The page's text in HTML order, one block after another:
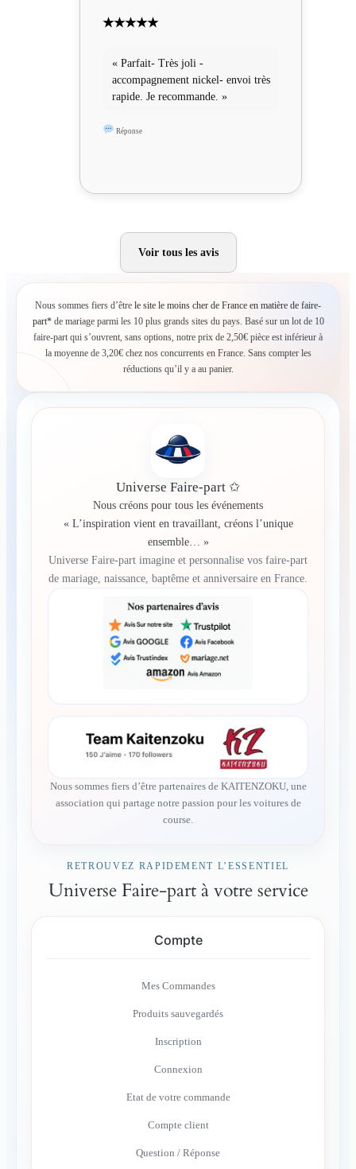
★★★★★
« Parfait- Très joli -
accompagnement nickel- envoi très
rapide. Je recommande. »
Réponse
Voir tous les avis
Nous sommes fiers d’être le site le moins cher de France en matière de faire-
part*de mariage parmi les 10 plus grands sites du pays. Basé sur un lot de 10
faire-part qui s’ouvrent, sans options, notre prix de 2,50€ pièce est inférieur à
la moyenne de 3,20€ chez nos concurrents en France. Sans compter les
réductions qu’il y a au panier.
Universe Faire-part ✩
Nous créons pour tous les événements
« L’inspiration vient en travaillant, créons l’unique
ensemble… »
Universe Faire-part imagine et personnalise vos faire-part
de mariage, naissance, baptême et anniversaire en France.
Nous sommes fiers d’être partenaires de KAITENZOKU, une
association qui partage notre passion pour les voitures de
course.
RETROUVEZ RAPIDEMENT L’ESSENTIEL
Universe Faire-part à votre service
Compte
Mes Commandes
Produits sauvegardés
Inscription
Connexion
Etat de votre commande
Compte client
Question / Réponse